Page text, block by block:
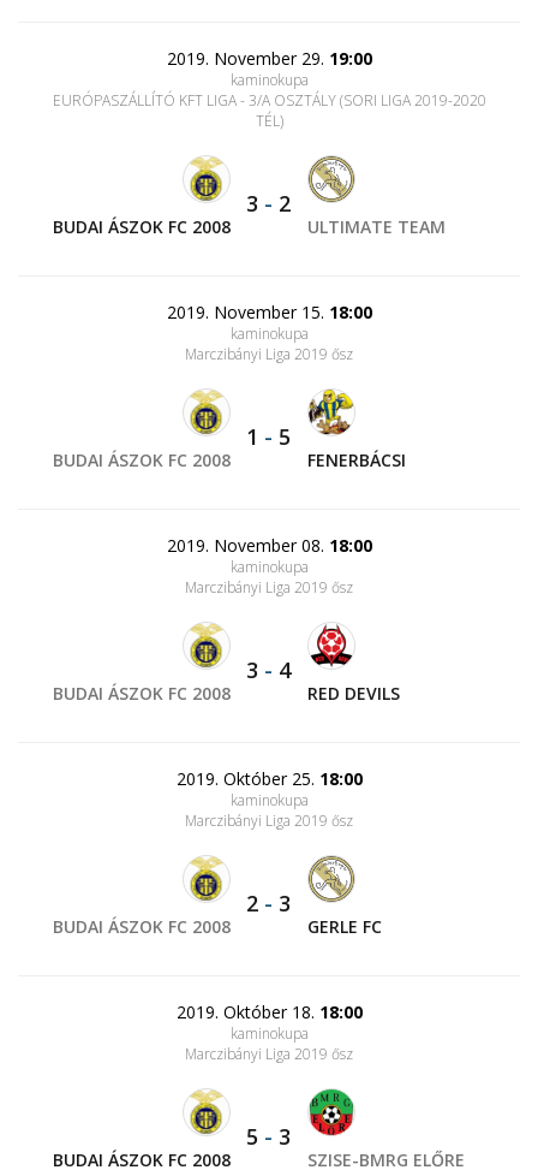
2019. November 29. 19:00
kaminokupa
EURÓPASZÁLLÍTÓ KFT LIGA - 3/A OSZTÁLY (SORI LIGA 2019-2020
TÉL)
BUDAI ÁSZOK FC 2008
3 - 2
ULTIMATE TEAM
2019. November 15. 18:00
kaminokupa
Marczibányi Liga 2019 ősz
BUDAI ÁSZOK FC 2008
1 - 5
FENERBÁCSI
2019. November 08. 18:00
kaminokupa
Marczibányi Liga 2019 ősz
BUDAI ÁSZOK FC 2008
3 - 4
RED DEVILS
2019. Október 25. 18:00
kaminokupa
Marczibányi Liga 2019 ősz
BUDAI ÁSZOK FC 2008
2 - 3
GERLE FC
2019. Október 18. 18:00
kaminokupa
Marczibányi Liga 2019 ősz
BUDAI ÁSZOK FC 2008
5 - 3
SZISE-BMRG ELŐRE